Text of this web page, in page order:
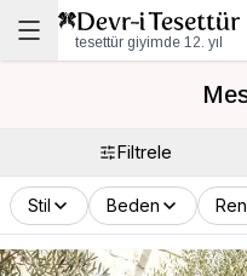
tesettür giyimde 12. yıl
Filtrele
Stil Beden